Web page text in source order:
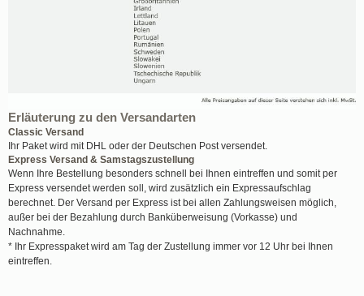
Erläuterung zu den Versandarten
Classic Versand
Ihr Paket wird mit DHL oder der Deutschen Post versendet.
Express Versand & Samstagszustellung
Wenn Ihre Bestellung besonders schnell bei Ihnen eintreffen und somit per
Express versendet werden soll, wird zusätzlich ein Expressaufschlag
berechnet. Der Versand per Express ist bei allen Zahlungsweisen möglich,
außer bei der Bezahlung durch Banküberweisung (Vorkasse) und
Nachnahme.
* Ihr Expresspaket wird am Tag der Zustellung immer vor 12 Uhr bei Ihnen
eintreffen.